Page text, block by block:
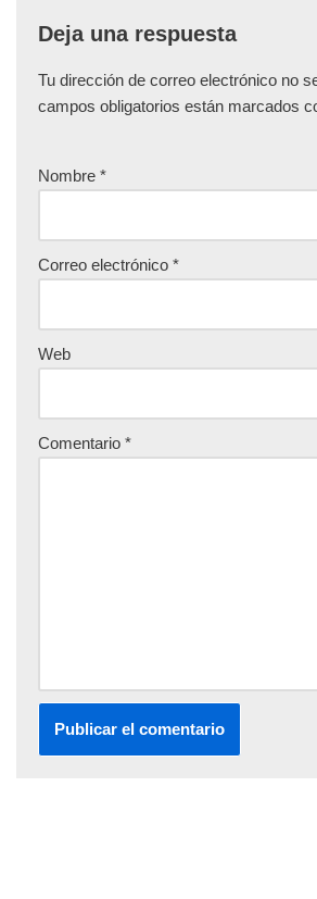
Deja una respuesta
Tu dirección de correo electrónico no
campos obligatorios están marcados
Nombre *
Correo electrónico *
Web
Comentario *